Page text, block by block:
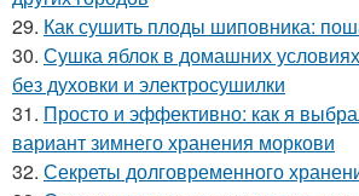
29. Как сушить плоды шиповника:
30. Сушка яблок в домашних
без духовки и электросушилки
31. Просто и эффективно: как я
вариант зимнего хранения моркови
32. Секреты долговременного